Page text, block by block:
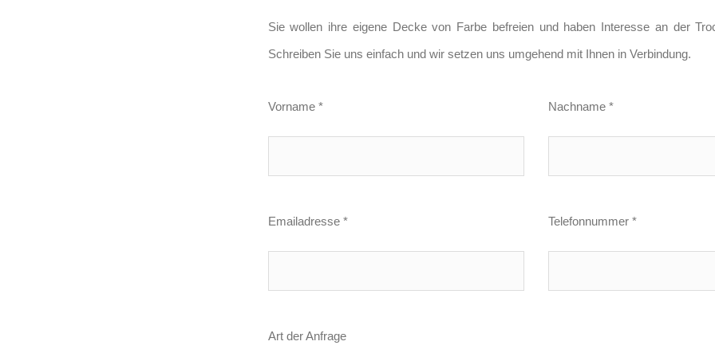
Sie wollen ihre eigene Decke von Farbe befreien und haben Interesse an der
Schreiben Sie uns einfach und wir setzen uns umgehend mit Ihnen in Verbindung.
Vorname * Nachname *
Emailadresse * Telefonnummer *
Art der Anfrage